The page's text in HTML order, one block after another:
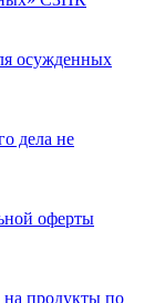
осужденных
дела не
оферты
на продукты по